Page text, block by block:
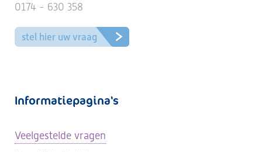
0174 - 630 358
stel hier uw vraag
Informatiepagina's
Veelgestelde vragen